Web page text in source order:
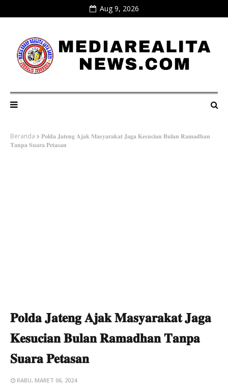
Aug 9, 2026
Beranda
𝐏𝐨𝐥𝐝𝐚 𝐉𝐚𝐭𝐞𝐧𝐠 𝐀𝐣𝐚𝐤 𝐌𝐚𝐬𝐲𝐚𝐫𝐚𝐤𝐚𝐭 𝐉𝐚𝐠𝐚 𝐊𝐞𝐬𝐮𝐜𝐢𝐚𝐧 𝐁𝐮𝐥𝐚𝐧 𝐑𝐚𝐦𝐚𝐝𝐡𝐚𝐧
𝐓𝐚𝐧𝐩𝐚 𝐒𝐮𝐚𝐫𝐚 𝐏𝐞𝐭𝐚𝐬𝐚𝐧
𝐏𝐨𝐥𝐝𝐚 𝐉𝐚𝐭𝐞𝐧𝐠 𝐀𝐣𝐚𝐤 𝐌𝐚𝐬𝐲𝐚𝐫𝐚𝐤𝐚𝐭 𝐉𝐚𝐠𝐚
𝐊𝐞𝐬𝐮𝐜𝐢𝐚𝐧 𝐁𝐮𝐥𝐚𝐧 𝐑𝐚𝐦𝐚𝐝𝐡𝐚𝐧 𝐓𝐚𝐧𝐩𝐚
𝐒𝐮𝐚𝐫𝐚 𝐏𝐞𝐭𝐚𝐬𝐚𝐧
RABU, MARET 06, 2024